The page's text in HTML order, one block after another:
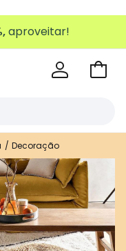
aproveitar!
Ir
Decoração